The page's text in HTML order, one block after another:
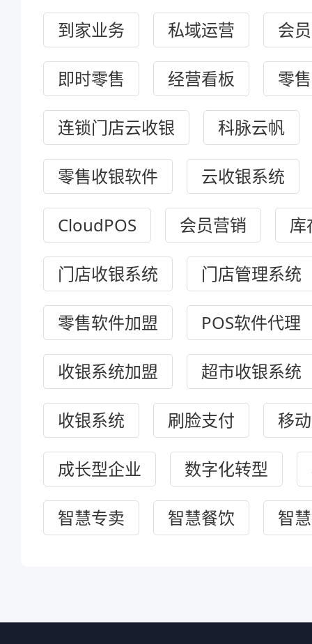
到家业务 私域运营 会
即时零售 经营看板 零
连锁门店云收银 科脉云帆
零售收银软件 云收银系统
CloudPOS 会员营销 库
门店收银系统 门店管理系统
零售软件加盟 POS软件代理
收银系统加盟 超市收银系统
收银系统 刷脸支付 移
成长型企业 数字化转型
智慧专卖 智慧餐饮 智